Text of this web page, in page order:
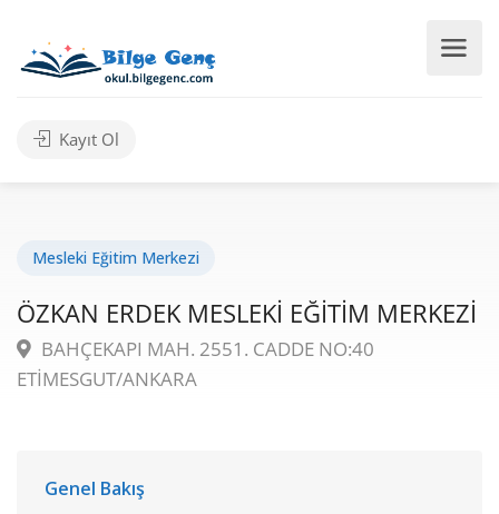
Kayıt Ol
Mesleki Eğitim Merkezi
ÖZKAN ERDEK MESLEKİ EĞİTİM MERKEZİ
BAHÇEKAPI MAH. 2551. CADDE NO:40
ETİMESGUT/ANKARA
Genel Bakış